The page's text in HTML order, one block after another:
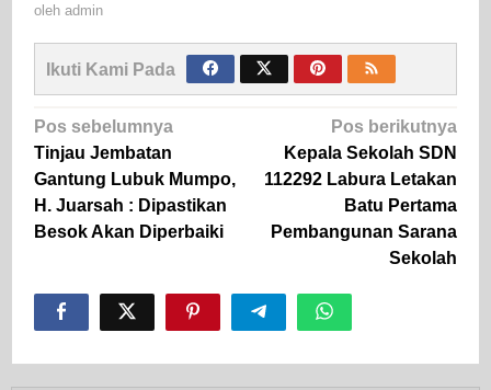
oleh admin
Ikuti Kami Pada
Navigasi
pos
Pos sebelumnya
Tinjau Jembatan
Gantung Lubuk Mumpo,
H. Juarsah : Dipastikan
Besok Akan Diperbaiki
Pos berikutnya
Kepala Sekolah SDN
112292 Labura Letakan
Batu Pertama
Pembangunan Sarana
Sekolah